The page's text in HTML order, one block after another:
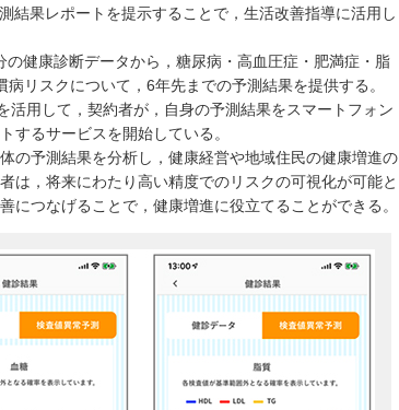
結果レポートを提示することで，生活改善指導に活用し
健康診断データから，糖尿病・高血圧症・肥満症・脂
リスクについて，6年先までの予測結果を提供する。
用して，契約者が，自身の予測結果をスマートフォン
するサービスを開始している。
の予測結果を分析し，健康経営や地域住民の健康増進の
は，将来にわたり高い精度でのリスクの可視化が可能と
につなげることで，健康増進に役立てることができる。